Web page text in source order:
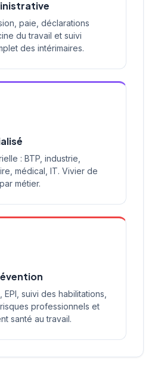
paie, déclarations
du travail et suivi
des intérimaires.
: BTP, industrie,
médical, IT. Vivier de
métier.
suivi des habilitations,
professionnels et
santé au travail.